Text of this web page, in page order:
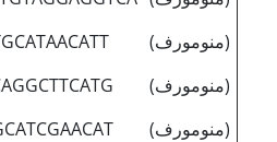
(منومورف)
(منومورف)
(منومورف)